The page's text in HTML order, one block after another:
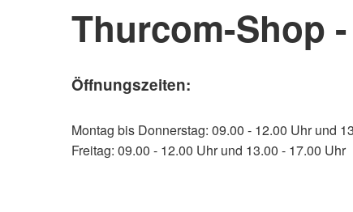
Thurcom-Shop
Öffnungszeiten:
Montag bis Donnerstag: 09.00 - 12.00 Uhr und
Freitag: 09.00 - 12.00 Uhr und 13.00 - 17.00 Uhr